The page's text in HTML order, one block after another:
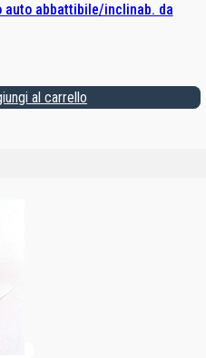
auto abbattibile/inclinab. da
al carrello